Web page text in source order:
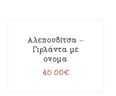
Αλεπουδίτσα –
Γιρλάντα με
όνομα
40.00€